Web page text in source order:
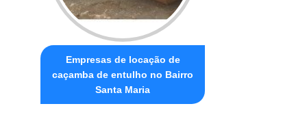
Empresas de locação de
caçamba de entulho no Bairro
Santa Maria